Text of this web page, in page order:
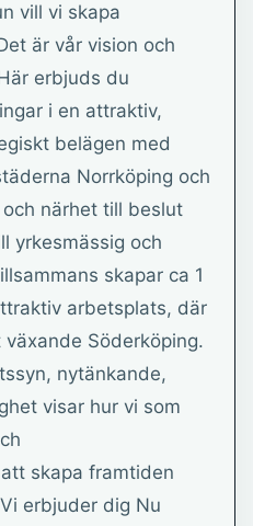
vill vi skapa
är vår vision och
erbjuds du
i en attraktiv,
belägen med
Norrköping och
närhet till beslut
yrkesmässig och
skapar ca 1
arbetsplats, där
Söderköping.
nytänkande,
visar hur vi som
skapa framtiden
erbjuder dig Nu